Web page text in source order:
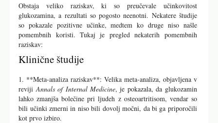
Obstaja veliko raziskav, ki so preučevale učinkovitost
glukozamina, a rezultati so pogosto neenotni. Nekatere študije
so pokazale pozitivne učinke, medtem ko druge niso našle
pomembnih koristi. Tukaj je pregled nekaterih pomembnih
raziskav:
Klinične študije
1. **Meta-analiza raziskav**: Velika meta-analiza, objavljena v
revijiAnnals of Internal Medicine, je pokazala, da glukozamin
lahko zmanjša bolečine pri ljudeh z osteoartritisom, vendar so
bili učinki zmerni in niso bili dovolj močni, da bi ga priporočili
kot prvo izbiro.